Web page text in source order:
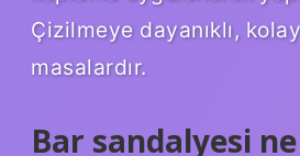
Çizilmeye dayanıklı,
masalardır.
Bar sandalyesi